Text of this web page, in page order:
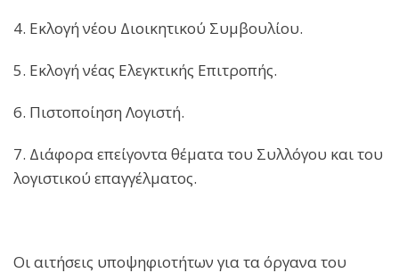
4. Εκλογή νέου Διοικητικού Συμβουλίου.
5. Εκλογή νέας Ελεγκτικής Επιτροπής.
6. Πιστοποίηση Λογιστή.
7. Διάφορα επείγοντα θέματα του Συλλόγου και του
λογιστικού επαγγέλματος.
Οι αιτήσεις υποψηφιοτήτων για τα όργανα του